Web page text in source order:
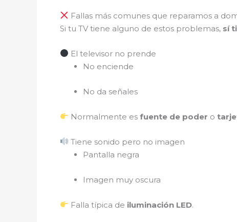
Fallas más comunes que reparamos a
Si tu TV tiene alguno de estos problemas, sí
El televisor no prende
No enciende
No da señales
Normalmente esfuente de poder o
Tiene sonido pero no imagen
Pantalla negra
Imagen muy oscura
Falla típica de iluminación LED.